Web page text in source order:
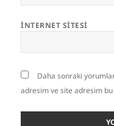
İNTERNET SITESI
Daha sonraki
adresim ve site adresim bu